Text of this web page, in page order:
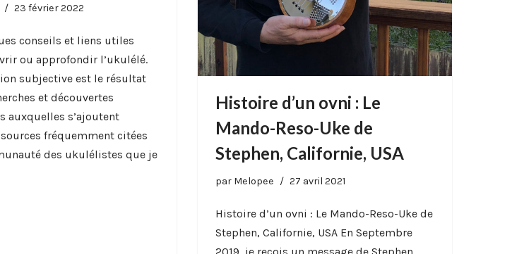
23 février 2022
conseils et liens utiles
ou approfondir l’ukulélé.
subjective est le résultat
et découvertes
auxquelles s’ajoutent
fréquemment citées
des ukulélistes que je
Histoire d’un ovni : Le
Mando-Reso-Uke de
Stephen, Californie, USA
par Melopee 27 avril 2021
Histoire d’un ovni : Le Mando-Reso-Uke de
Stephen, Californie, USA En Septembre